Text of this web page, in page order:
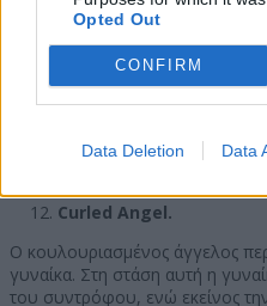
Opted Out
CONFIRM
Data Deletion Data
Curled Angel.
Ο κουλουριασμένος άγγελος
γυναίκα. Στη στάση αυτή η
του συντρόφου, ενώ εκείνος